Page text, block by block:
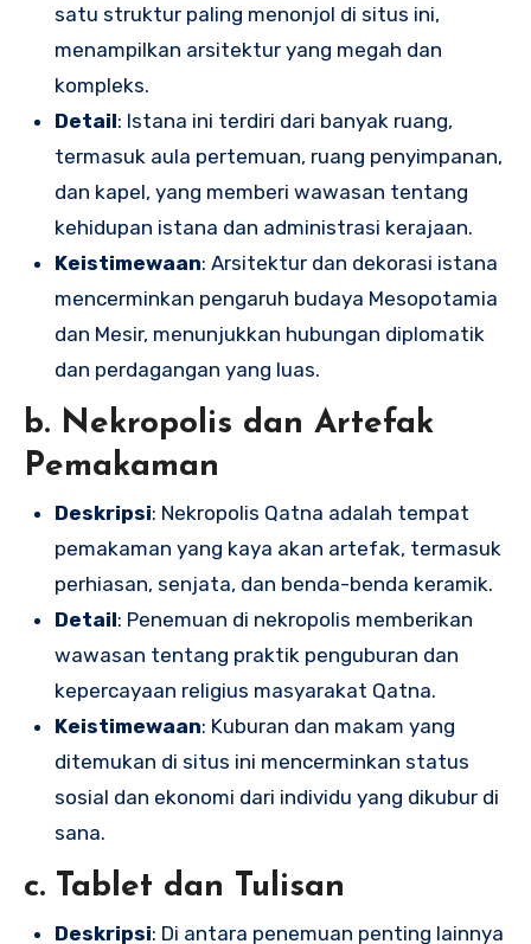
satu struktur paling menonjol di situs ini,
menampilkan arsitektur yang megah dan
kompleks.
Detail: Istana ini terdiri dari banyak ruang,
termasuk aula pertemuan, ruang penyimpanan,
dan kapel, yang memberi wawasan tentang
kehidupan istana dan administrasi kerajaan.
Keistimewaan: Arsitektur dan dekorasi istana
mencerminkan pengaruh budaya Mesopotamia
dan Mesir, menunjukkan hubungan diplomatik
dan perdagangan yang luas.
b. Nekropolis dan Artefak
Pemakaman
Deskripsi: Nekropolis Qatna adalah tempat
pemakaman yang kaya akan artefak, termasuk
perhiasan, senjata, dan benda-benda keramik.
Detail: Penemuan di nekropolis memberikan
wawasan tentang praktik penguburan dan
kepercayaan religius masyarakat Qatna.
Keistimewaan: Kuburan dan makam yang
ditemukan di situs ini mencerminkan status
sosial dan ekonomi dari individu yang dikubur di
sana.
c. Tablet dan Tulisan
Deskripsi: Di antara penemuan penting lainnya